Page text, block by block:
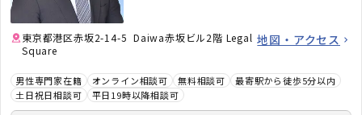
東京都港区赤坂2-14-5 Daiwa赤坂ビル2階 Legal
Square
地図・アクセス
男性専門家在籍 オンライン相談可 無料相談可
最寄駅から徒歩5分以内
土日祝日相談可
平日19時以降相談可